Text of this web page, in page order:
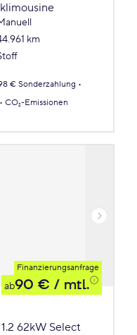
km
€ Sonderzahlung
CO₂-Emissionen
Finanzierungsanfrage
ab90 € / mtl.
62kW Select